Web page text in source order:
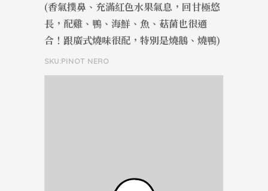
(香氣撲鼻、充滿紅色水果氣息，回甘極悠
長，配雞、鴨、海鮮、魚、菇菌也很適
合！跟廣式燒味很配，特別是燒鵝、燒鴨)
SKU:PINOT NERO